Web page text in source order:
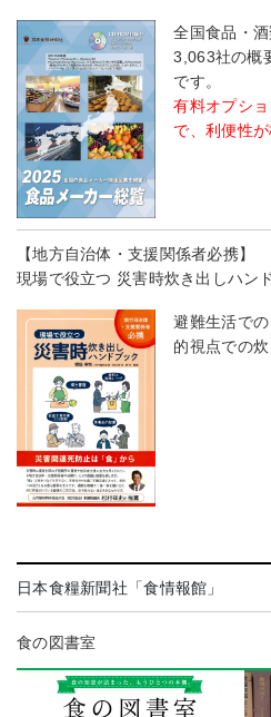
全国食品・
3,063社の概
です。
有料オプシ
で、利便性が
【地方自治体・支援関係者必携】
現場で役立つ 災害時炊き出しハン
避難生活で
的視点での
日本食糧新聞社「食情報館」
食の図書室